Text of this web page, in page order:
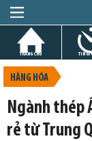
TRANG CHỦ TIN
HÀNG HÓA
Ngành thép
rẻ từ Trung